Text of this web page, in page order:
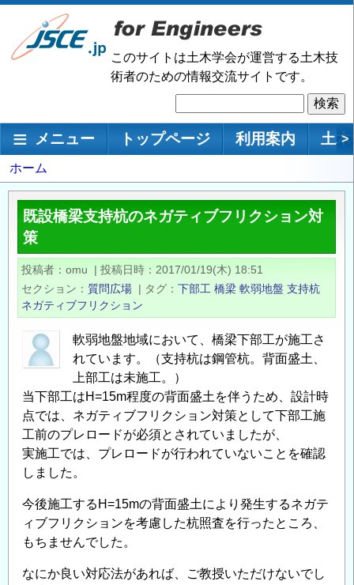
メ
ン
移
このサイトは土木学会が運営する土木技
術者のための情報交流サイトです。
索
メインナビゲーション
メニュー トップページ 利用案内 土 >
パ
ン
く
ず
ホーム
既設橋梁支持杭のネガティブフリクション対
策
投稿者 omu | 投稿日時
2017/01/19(木) 18:51
セクション
質問広場 | タグ 下部工 橋梁 軟弱地盤 支持杭
ネガティブフリクション
軟弱地盤地域において、橋梁下部工が施工さ
れています。（支持杭は鋼管杭。背面盛土、
上部工は未施工。）
当下部工はH=15m程度の背面盛土を伴うため、設計時
点では、ネガティブフリクション対策として下部工施
工前のプレロードが必須とされていましたが、
実施工では、プレロードが行われていないことを確認
しました。
今後施工するH=15mの背面盛土により発生するネガテ
ィブフリクションを考慮した杭照査を行ったところ、
もちませんでした。
なにか良い対応法があれば、ご教授いただけないでし